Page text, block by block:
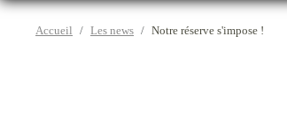
Accueil Les news Notre réserve s'impose !